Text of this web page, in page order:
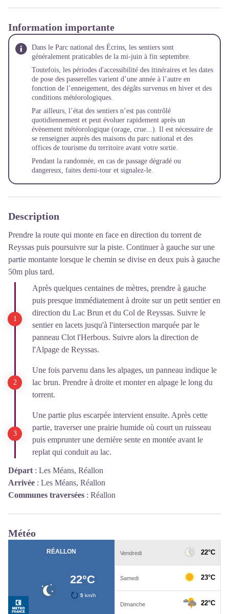
Information importante
Dans le Parc national des Écrins, les sentiers sont
généralement praticables de la mi-juin à fin septembre.
Toutefois, les périodes d'accessibilité des itinéraires et les dates
de pose des passerelles varient d’une année à l’autre en
fonction de l’enneigement, des dégâts survenus en hiver et des
conditions météorologiques.
Par ailleurs, l’état des sentiers n’est pas contrôlé
quotidiennement et peut évoluer rapidement après un
évènement météorologique (orage, crue...). Il est nécessaire de
se renseigner auprès des maisons du parc national et des
offices de tourisme du territoire avant votre sortie.
Pendant la randonnée, en cas de passage dégradé ou
dangereux, faites demi-tour et signalez-le.
Description
Prendre la route qui monte en face en direction du torrent de
Reyssas puis poursuivre sur la piste. Continuer à gauche sur une
partie montante lorsque le chemin se divise en deux puis à gauche
50m plus tard.
Après quelques centaines de mètres, prendre à gauche
puis presque immédiatement à droite sur un petit sentier en
direction du Lac Brun et du Col de Reyssas. Suivre le
sentier en lacets jusqu'à l'intersection marquée par le
panneau Clot l'Herbous. Suivre alors la direction de
l'Alpage de Reyssas.
Une fois parvenu dans les alpages, un panneau indique le
lac brun. Prendre à droite et monter en alpage le long du
torrent.
Une partie plus escarpée intervient ensuite. Après cette
partie, traverser une prairie humide où court un ruisseau
puis emprunter une dernière sente en montée avant le
replat qui conduit au lac.
Départ : Les Méans, Réallon
Arrivée : Les Méans, Réallon
Communes traversées : Réallon
Météo